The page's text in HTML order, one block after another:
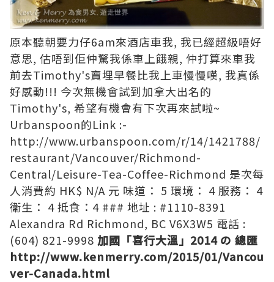
原本聽朝要力仔6am來酒店車我, 我已經超級唔好
意思, 估唔到佢仲驚我係車上餓親, 仲打算來車我
前去Timothy's賣埋早餐比我上車慢慢嘆, 我真係
好感動!!! 今次無機會試到加拿大出名的
Timothy's, 希望有機會有下次再來試啦~
Urbanspoon的Link :-
http://www.urbanspoon.com/r/14/1421788/
restaurant/Vancouver/Richmond-
Central/Leisure-Tea-Coffee-Richmond 是次每
人消費約 HK$ N/A 元 味道： 5 環境： 4 服務： 4
衛生： 4 抵食：4 ### 地址 : #1110-8391
Alexandra Rd Richmond, BC V6X3W5 電話 :
(604) 821-9998 加國「喜行大溫」2014 の 總匯
http://www.kenmerry.com/2015/01/Vancou
ver-Canada.html